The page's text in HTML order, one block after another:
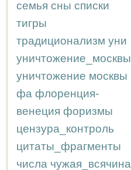
семья сны списки
тигры
традиционализм уни
уничтожение_москвы
уничтожение москвы
фа флоренция-
венеция форизмы
цензура_контроль
цитаты_фрагменты
числа чужая_всячина